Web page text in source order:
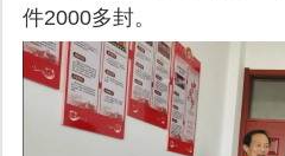
件2000多封。